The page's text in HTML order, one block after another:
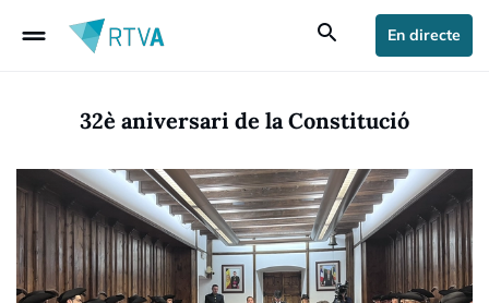
drag_handle search En directe
32è aniversari de la Constitució